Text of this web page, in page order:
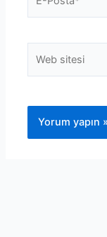
sitesi